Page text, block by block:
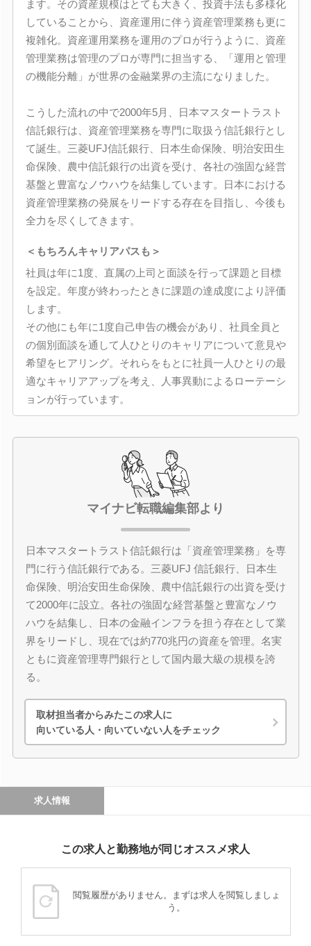
ます。その資産規模はとても大きく、投資手法も多様化
していることから、資産運用に伴う資産管理業務も更に
複雑化。資産運用業務を運用のプロが行うように、資産
管理業務は管理のプロが専門に担当する、「運用と管理
の機能分離」が世界の金融業界の主流になりました。
こうした流れの中で2000年5月、日本マスタートラスト
信託銀行は、資産管理業務を専門に取扱う信託銀行とし
て誕生。三菱UFJ信託銀行、日本生命保険、明治安田生
命保険、農中信託銀行の出資を受け、各社の強固な経営
基盤と豊富なノウハウを結集しています。日本における
資産管理業務の発展をリードする存在を目指し、今後も
全力を尽くしてきます。
＜もちろんキャリアパスも＞
社員は年に1度、直属の上司と面談を行って課題と目標
を設定。年度が終わったときに課題の達成度により評価
します。
その他にも年に1度自己申告の機会があり、社員全員と
の個別面談を通して人ひとりのキャリアについて意見や
希望をヒアリング。それらをもとに社員一人ひとりの最
適なキャリアアップを考え、人事異動によるローテーシ
ョンが行っています。
マイナビ転職編集部より
日本マスタートラスト信託銀行は「資産管理業務」を専
門に行う信託銀行である。三菱UFJ 信託銀行、日本生
命保険、明治安田生命保険、農中信託銀行の出資を受け
て2000年に設立。各社の強固な経営基盤と豊富なノウ
ハウを結集し、日本の金融インフラを担う存在として業
界をリードし、現在では約770兆円の資産を管理。名実
ともに資産管理専門銀行として国内最大級の規模を誇
る。
取材担当者からみたこの求人に
向いている人・向いていない人をチェック
求人情報
この求人と勤務地が同じオススメ求人
閲覧履歴がありません。まずは求人を閲覧しましょ
う。